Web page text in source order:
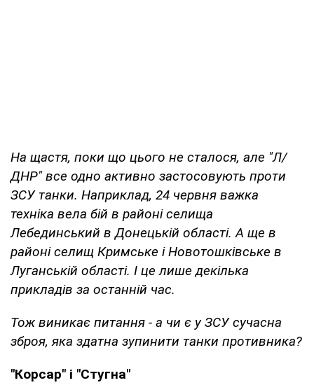
На щастя, поки що цього не сталося, але "Л/
ДНР" все одно активно застосовують проти
ЗСУ танки. Наприклад, 24 червня важка
техніка вела бій в районі селища
Лебединський в Донецькій області. А ще в
районі селищ Кримське і Новотошківське в
Луганській області. І це лише декілька
прикладів за останній час.
Тож виникає питання - а чи є у ЗСУ сучасна
зброя, яка здатна зупинити танки противника?
"Корсар" і "Стугна"